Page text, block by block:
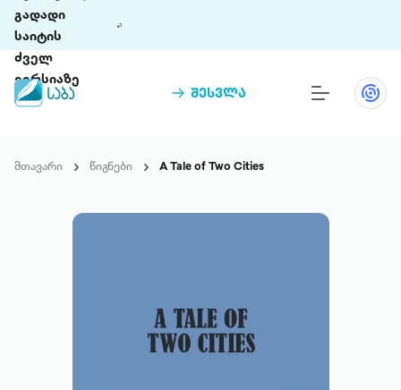
გადადი
საიტის
ძველ
ვერსიაზე
შესვლა
თინეთი 9 ციფრულ პლატფორმასა და 5
მთავარი წიგნები A Tale of Two Cities